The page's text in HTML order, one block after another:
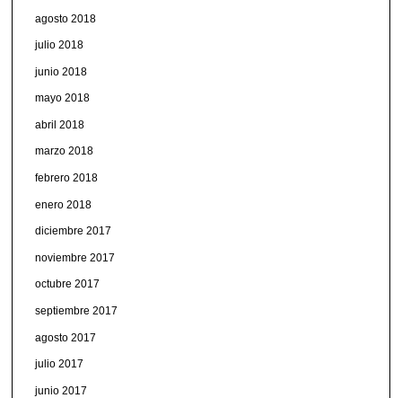
agosto 2018
julio 2018
junio 2018
mayo 2018
abril 2018
marzo 2018
febrero 2018
enero 2018
diciembre 2017
noviembre 2017
octubre 2017
septiembre 2017
agosto 2017
julio 2017
junio 2017